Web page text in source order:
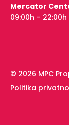
Mercator
09:00h – 22:00h
© 2026 MPC
Politika